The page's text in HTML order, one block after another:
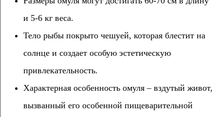
и 5-6 кг веса.
Тело рыбы покрыто чешуей, которая блестит на
солнце и создает особую эстетическую
привлекательность.
Характерная особенность омуля – вздутый живот,
вызванный его особенной пищеварительной